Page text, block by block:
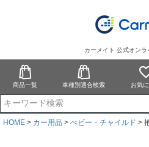
カーメイト 公式オンラ
商品一覧 車種別適合検索 お気
HOME カー用品 べビー・チャイルド